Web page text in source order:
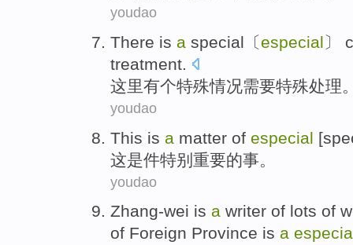
youdao
There is a special 〔especial〕
treatment.
这里有个特殊情况需要特殊处理
youdao
This is a matter of especial
这是件特别 重要的事 。
youdao
Zhang-wei is a writer of lots of
of Foreign Province is a